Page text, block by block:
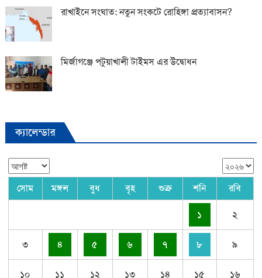
রাখাইনে সংঘাত: নতুন সংকটে রোহিঙ্গা প্রত্যাবাসন?
মির্জাগঞ্জে পটুয়াখালী টাইমস এর উদ্বোধন
ক্যালেন্ডার
সোম মঙ্গল বুধ বৃহ শুক্র শনি রবি
১ ২
৩ ৪ ৫ ৬ ৭ ৮ ৯
১০ ১১ ১২ ১৩ ১৪ ১৫ ১৬